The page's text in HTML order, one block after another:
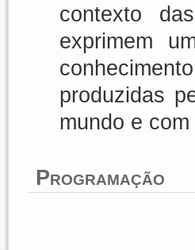
contexto
exprimem
produzidas
mundo e
Programação